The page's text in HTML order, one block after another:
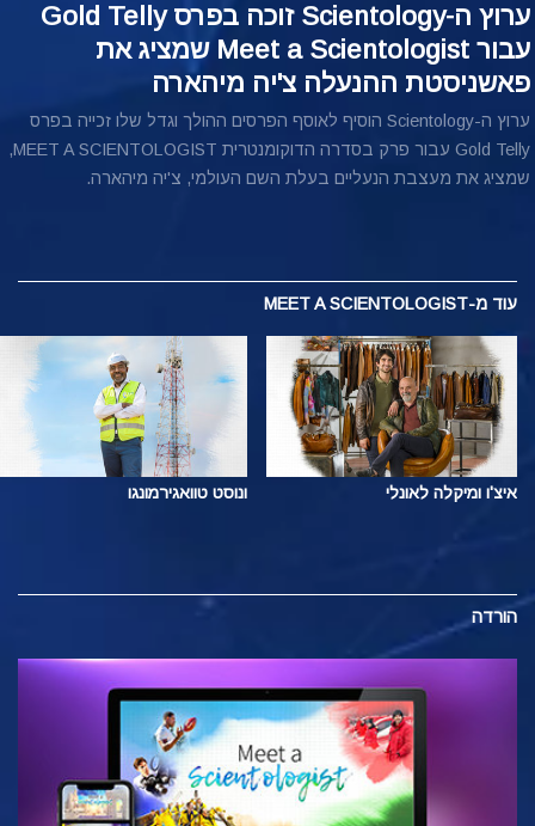
ערוץ ה-Scientology זוכה בפרס Gold Telly
עבור Meet a Scientologist שמציג את
פאשניסטת ההנעלה צ'יה מיהארה
ערוץ ה-Scientology הוסיף לאוסף הפרסים ההולך וגדל שלו זכייה בפרס
Gold Telly עבור פרק בסדרה הדוקומנטרית MEET A SCIENTOLOGIST,
שמציג את מעצבת הנעליים בעלת השם העולמי, צ'יה מיהארה.
עוד מ-MEET A SCIENTOLOGIST
איצ'ו ומיקלה לאונלי ונוסט טוואגירמונגו
הורדה